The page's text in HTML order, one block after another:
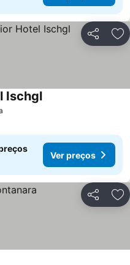
Partilhar
IschglVer preços
Ver preços
Partilhar